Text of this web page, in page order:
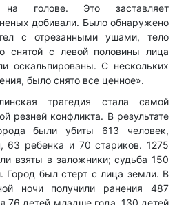
на голове. Это заставляет
добивали. Было обнаружено
с отрезанными ушами, тело
снятой с левой половины лица
оскальпированы. С нескольких
было снято все ценное».
трагедия стала самой
резней конфликта. В результате
были убиты 613 человек,
63 ребенка и 70 стариков. 1275
взяты в заложники; судьба 150
Город был стерт с лица земли. В
ночи получили ранения 487
76 детей младше года. 130 детей